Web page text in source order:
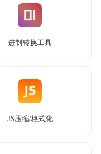
进制转换工具
JS压缩/格式化